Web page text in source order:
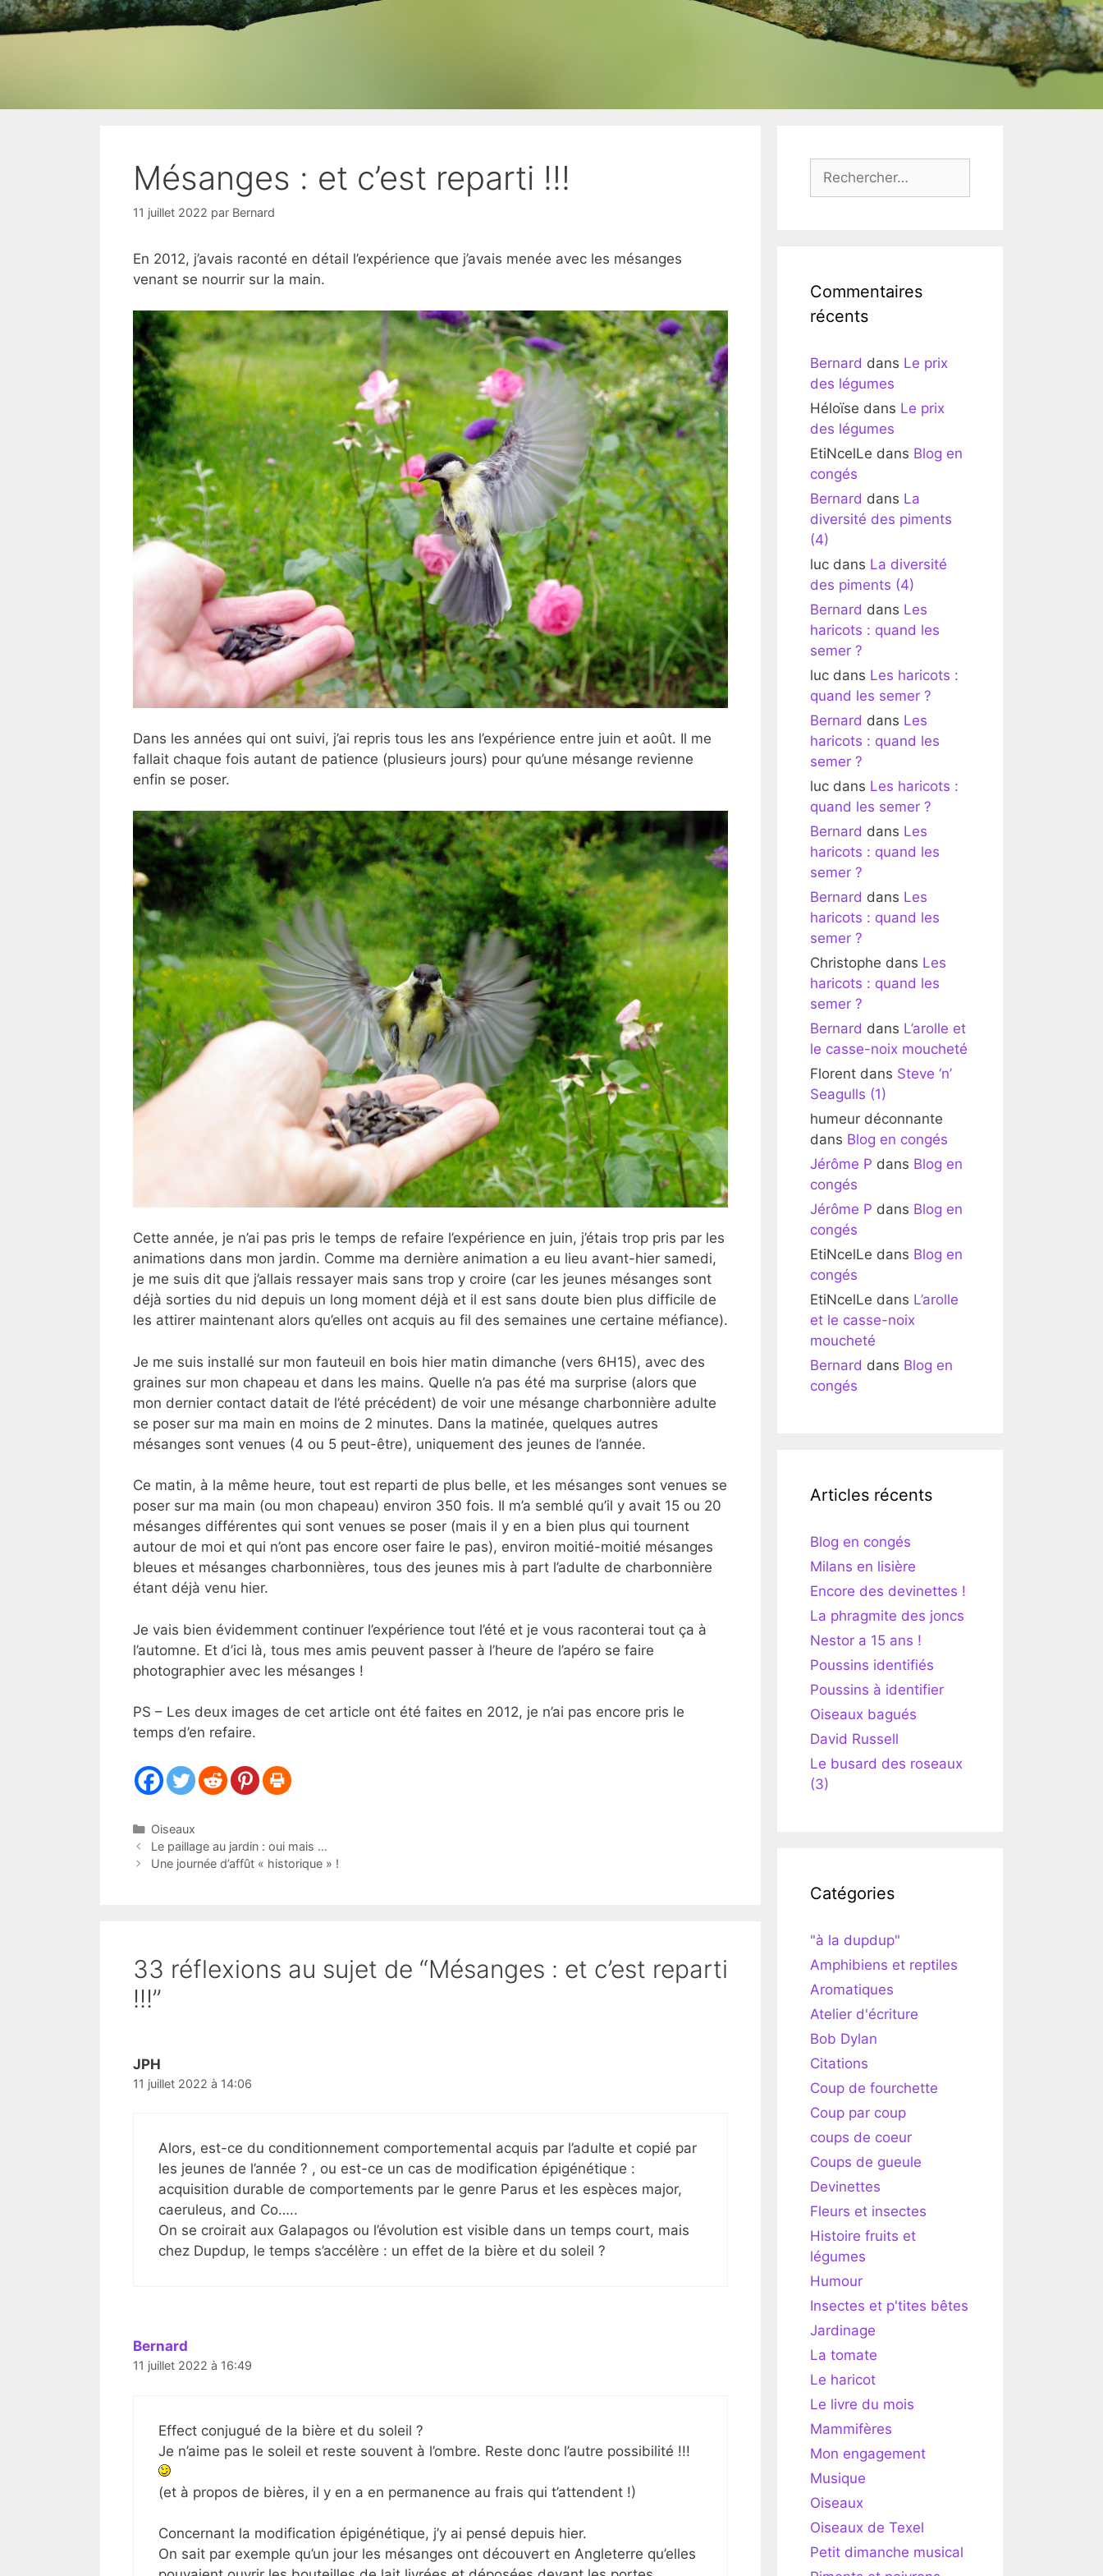
Mésanges : et c’est reparti !!!
11 juillet 2022 par Bernard
En 2012, j’avais raconté en détail l’expérience que j’avais menée avec les mésanges
venant se nourrir sur la main.
Dans les années qui ont suivi, j’ai repris tous les ans l’expérience entre juin et août. Il me
fallait chaque fois autant de patience (plusieurs jours) pour qu’une mésange revienne
enfin se poser.
Cette année, je n’ai pas pris le temps de refaire l’expérience en juin, j’étais trop pris par les
animations dans mon jardin. Comme ma dernière animation a eu lieu avant-hier samedi,
je me suis dit que j’allais ressayer mais sans trop y croire (car les jeunes mésanges sont
déjà sorties du nid depuis un long moment déjà et il est sans doute bien plus difficile de
les attirer maintenant alors qu’elles ont acquis au fil des semaines une certaine méfiance).
Je me suis installé sur mon fauteuil en bois hier matin dimanche (vers 6H15), avec des
graines sur mon chapeau et dans les mains. Quelle n’a pas été ma surprise (alors que
mon dernier contact datait de l’été précédent) de voir une mésange charbonnière adulte
se poser sur ma main en moins de 2 minutes. Dans la matinée, quelques autres
mésanges sont venues (4 ou 5 peut-être), uniquement des jeunes de l’année.
Ce matin, à la même heure, tout est reparti de plus belle, et les mésanges sont venues se
poser sur ma main (ou mon chapeau) environ 350 fois. Il m’a semblé qu’il y avait 15 ou 20
mésanges différentes qui sont venues se poser (mais il y en a bien plus qui tournent
autour de moi et qui n’ont pas encore oser faire le pas), environ moitié-moitié mésanges
bleues et mésanges charbonnières, tous des jeunes mis à part l’adulte de charbonnière
étant déjà venu hier.
Je vais bien évidemment continuer l’expérience tout l’été et je vous raconterai tout ça à
l’automne. Et d’ici là, tous mes amis peuvent passer à l’heure de l’apéro se faire
photographier avec les mésanges !
PS – Les deux images de cet article ont été faites en 2012, je n’ai pas encore pris le
temps d’en refaire.
Catégories
Oiseaux
Le paillage au jardin : oui mais …
Une journée d’affût « historique » !
33 réflexions au sujet de “Mésanges : et c’est reparti
!!!”
JPH
11 juillet 2022 à 14:06
Alors, est-ce du conditionnement comportemental acquis par l’adulte et copié par
les jeunes de l’année ? , ou est-ce un cas de modification épigénétique :
acquisition durable de comportements par le genre Parus et les espèces major,
caeruleus, and Co…..
On se croirait aux Galapagos ou l’évolution est visible dans un temps court, mais
chez Dupdup, le temps s’accélère : un effet de la bière et du soleil ?
Bernard
11 juillet 2022 à 16:49
Effect conjugué de la bière et du soleil ?
Je n’aime pas le soleil et reste souvent à l’ombre. Reste donc l’autre possibilité !!!
(et à propos de bières, il y en a en permanence au frais qui t’attendent !)
Concernant la modification épigénétique, j’y ai pensé depuis hier.
On sait par exemple qu’un jour les mésanges ont découvert en Angleterre qu’elles
Commentaires
récents
Bernard dans Le prix
des légumes
Héloïse dans Le prix
des légumes
EtiNcelLe dans Blog en
congés
Bernard dans La
diversité des piments
(4)
luc dans La diversité
des piments (4)
Bernard dans Les
haricots : quand les
semer ?
luc dans Les haricots :
quand les semer ?
Bernard dans Les
haricots : quand les
semer ?
luc dans Les haricots :
quand les semer ?
Bernard dans Les
haricots : quand les
semer ?
Bernard dans Les
haricots : quand les
semer ?
Christophe dans Les
haricots : quand les
semer ?
Bernard dans L’arolle et
le casse-noix moucheté
Florent dans Steve ‘n’
Seagulls (1)
humeur déconnante
dans Blog en congés
Jérôme P dans Blog en
congés
Jérôme P dans Blog en
congés
EtiNcelLe dans Blog en
congés
EtiNcelLe dans L’arolle
et le casse-noix
moucheté
Bernard dans Blog en
congés
Articles récents
Blog en congés
Milans en lisière
Encore des devinettes !
La phragmite des joncs
Nestor a 15 ans !
Poussins identifiés
Poussins à identifier
Oiseaux bagués
David Russell
Le busard des roseaux
(3)
Catégories
"à la dupdup"
Amphibiens et reptiles
Aromatiques
Atelier d'écriture
Bob Dylan
Citations
Coup de fourchette
Coup par coup
coups de coeur
Coups de gueule
Devinettes
Fleurs et insectes
Histoire fruits et
légumes
Humour
Insectes et p'tites bêtes
Jardinage
La tomate
Le haricot
Le livre du mois
Mammifères
Mon engagement
Musique
Oiseaux
Oiseaux de Texel
Petit dimanche musical